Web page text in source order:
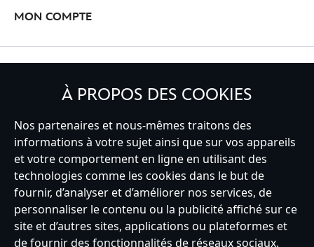
MON COMPTE
France
Service clients Conditions d’utilisation
Trouver un magasin
Plan du site
Règles de respect de la vie privée
À PROPOS DES COOKIES
Nos partenaires et nous-mêmes traitons des
informations à votre sujet ainsi que sur vos appareils
et votre comportement en ligne en utilisant des
technologies comme les cookies dans le but de
fournir, d’analyser et d’améliorer nos services, de
personnaliser le contenu ou la publicité affiché sur ce
site et d’autres sites, applications ou plateformes et
de fournir des fonctionnalités de réseaux sociaux.